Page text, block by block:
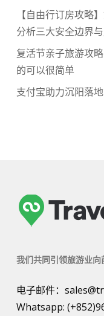
【自由行订房攻略
分析三大安全边界
复活节亲子旅游攻
的可以很简单
支付宝助力沉阳落
我们共同引领旅游业向
电子邮件：
Whatsapp: